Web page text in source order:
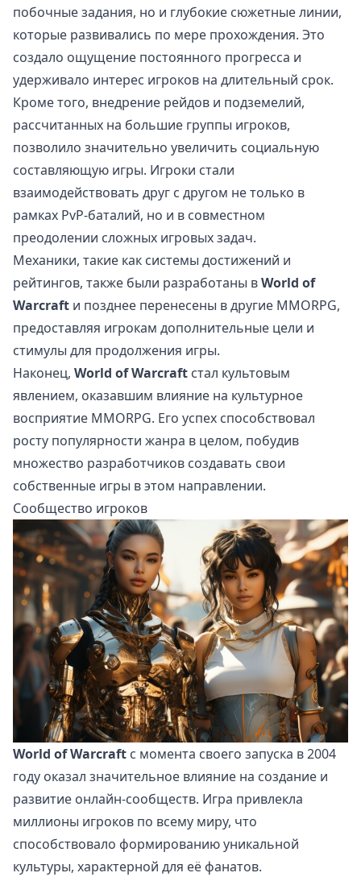
побочные задания, но и глубокие сюжетные линии,
которые развивались по мере прохождения. Это
создало ощущение постоянного прогресса и
удерживало интерес игроков на длительный срок.
Кроме того, внедрение рейдов и подземелий,
рассчитанных на большие группы игроков,
позволило значительно увеличить социальную
составляющую игры. Игроки стали
взаимодействовать друг с другом не только в
рамках PvP-баталий, но и в совместном
преодолении сложных игровых задач.
Механики, такие как системы достижений и
рейтингов, также были разработаны вWorld of
Warcraft и позднее перенесены в другие MMORPG,
предоставляя игрокам дополнительные цели и
стимулы для продолжения игры.
Наконец, World of Warcraft стал культовым
явлением, оказавшим влияние на культурное
восприятие MMORPG. Его успех способствовал
росту популярности жанра в целом, побудив
множество разработчиков создавать свои
собственные игры в этом направлении.
Сообщество игроков
World of Warcraft с момента своего запуска в 2004
году оказал значительное влияние на создание и
развитие онлайн-сообществ. Игра привлекла
миллионы игроков по всему миру, что
способствовало формированию уникальной
культуры, характерной для её фанатов.